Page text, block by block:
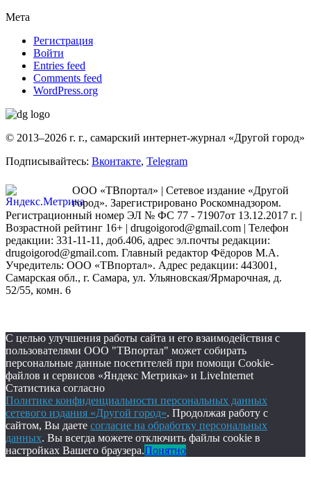
Мета
Регистрация
Войти
Entries feed
Comments feed
WordPress.org
© 2013–2026 г. г., самарский интернет-журнал «Другой город»
Подписывайтесь: Вконтакте, Telegram
ООО «ТВпортал» | Сетевое издание «Другой
город». Зарегистрировано Роскомнадзором.
Регистрационный номер ЭЛ № ФС 77 - 71907от 13.12.2017 г. |
Возрастной рейтинг 16+ | drugoigorod@gmail.com | Телефон
редакции: 331-11-11, доб.406, адрес эл.почты редакции:
drugoigorod@gmail.com. Главный редактор Фёдоров М.А.
Учредитель: ООО «ТВпортал». Адрес редакции: 443001,
Самарская обл., г. Самара, ул. Ульяновская/Ярмарочная, д.
52/55, комн. 6
С целью улучшения работы сайта и его взаимодействия с
пользователями ООО "ТВпортал" может собирать
персональные данные посетителей при помощи Cookie-
файлов и сервисов «Яндекс Метрика» и LiveInternet
Статистика согласно
Политике конфиденциальности персональных данных
сетевого издания «Другой город». Продолжая работу с
сайтом, Вы даете согласие на обработку персональных
данных. Вы всегда можете отключить файлы cookie в
настройках Вашего браузера.Понятно